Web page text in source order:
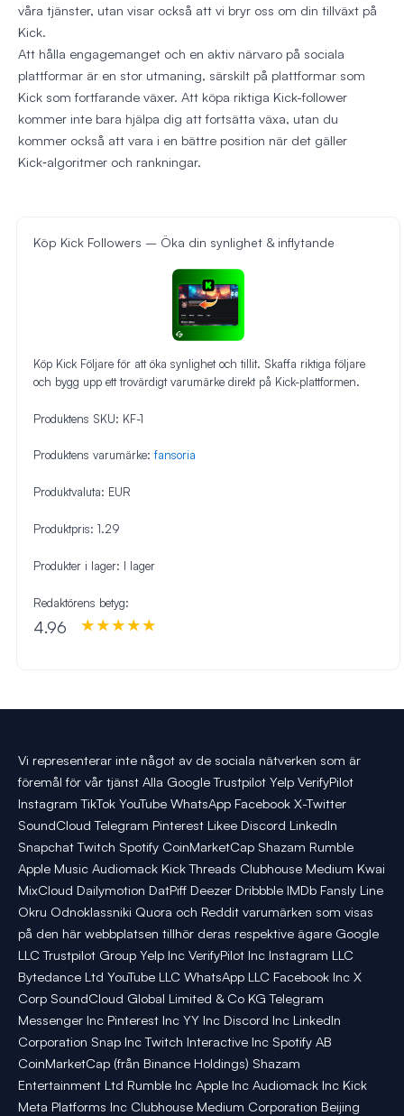
våra tjänster, utan visar också att vi bryr oss om din tillväxt på
Kick.
Att hålla engagemanget och en aktiv närvaro på sociala
plattformar är en stor utmaning, särskilt på plattformar som
Kick som fortfarande växer. Att köpa riktiga Kick-follower
kommer inte bara hjälpa dig att fortsätta växa, utan du
kommer också att vara i en bättre position när det gäller
Kick‑algoritmer och rankningar.
Köp Kick Followers – Öka din synlighet & inflytande
Köp Kick Följare för att öka synlighet och tillit. Skaffa riktiga följare
och bygg upp ett trovärdigt varumärke direkt på Kick-plattformen.
Produktens SKU: KF-1
Produktens varumärke: fansoria
Produktvaluta: EUR
Produktpris: 1.29
Produkter i lager: I lager
Redaktörens betyg:
4.96
Vi representerar inte något av de sociala nätverken som är
föremål för vår tjänst Alla Google Trustpilot Yelp VerifyPilot
Instagram TikTok YouTube WhatsApp Facebook X-Twitter
SoundCloud Telegram Pinterest Likee Discord LinkedIn
Snapchat Twitch Spotify CoinMarketCap Shazam Rumble
Apple Music Audiomack Kick Threads Clubhouse Medium Kwai
MixCloud Dailymotion DatPiff Deezer Dribbble IMDb Fansly Line
Okru Odnoklassniki Quora och Reddit varumärken som visas
på den här webbplatsen tillhör deras respektive ägare Google
LLC Trustpilot Group Yelp Inc VerifyPilot Inc Instagram LLC
Bytedance Ltd YouTube LLC WhatsApp LLC Facebook Inc X
Corp SoundCloud Global Limited & Co KG Telegram
Messenger Inc Pinterest Inc YY Inc Discord Inc LinkedIn
Corporation Snap Inc Twitch Interactive Inc Spotify AB
CoinMarketCap (från Binance Holdings) Shazam
Entertainment Ltd Rumble Inc Apple Inc Audiomack Inc Kick
Meta Platforms Inc Clubhouse Medium Corporation Beijing